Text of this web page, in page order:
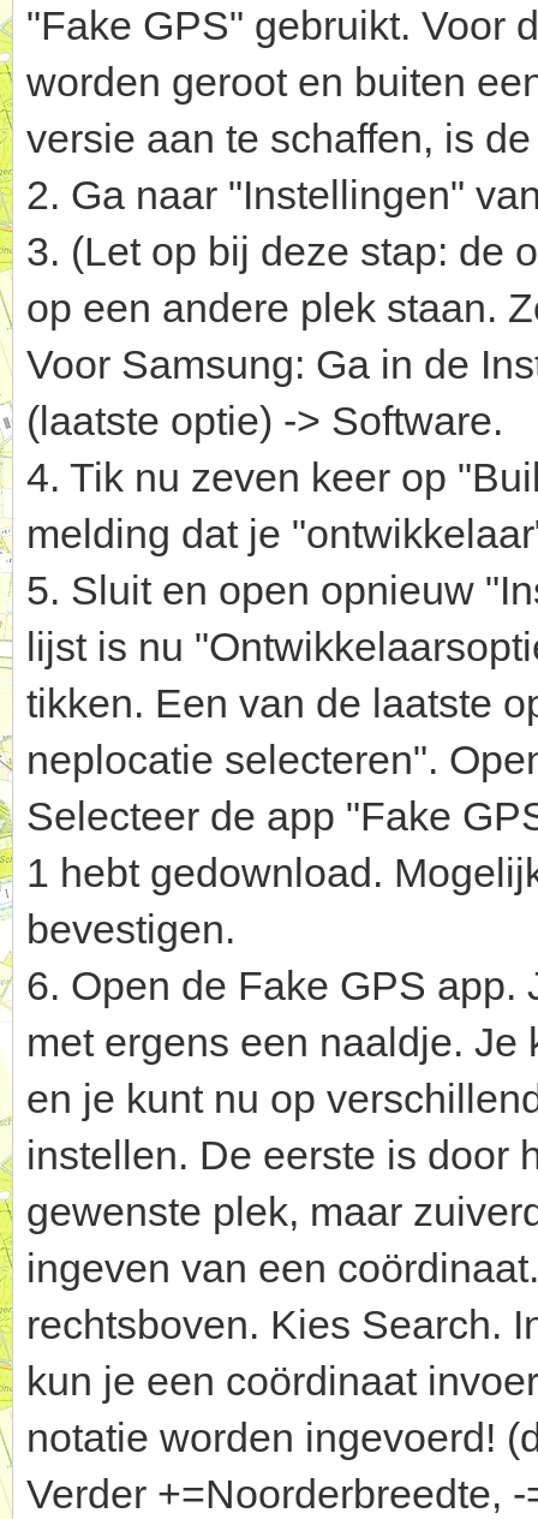
"Fake GPS" gebruikt. Voor
worden geroot en buiten
versie aan te schaffen, is
2. Ga naar "Instellingen"
3. (Let op bij deze stap: de
op een andere plek staan.
Voor Samsung: Ga in de
(laatste optie) -> Software.
4. Tik nu zeven keer op
melding dat je
5. Sluit en open opnieuw
lijst is nu
tikken. Een van de laatste
neplocatie selecteren".
Selecteer de app "Fake
1 hebt gedownload.
bevestigen.
6. Open de Fake GPS app.
met ergens een naaldje. Je
en je kunt nu op
instellen. De eerste is door
gewenste plek, maar
ingeven van een
rechtsboven. Kies Search.
kun je een coördinaat
notatie worden ingevoerd!
Verder +=Noorderbreedte,